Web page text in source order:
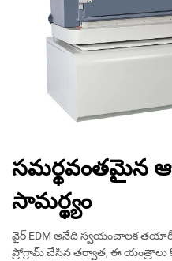
సమర్థవంతమైన
సామర్థ్యం
వైర్ EDM అనేది స్వయంచాలక తయారీ
ప్రోగ్రామ్ చేసిన తర్వాత, ఈ యంత్రాలు